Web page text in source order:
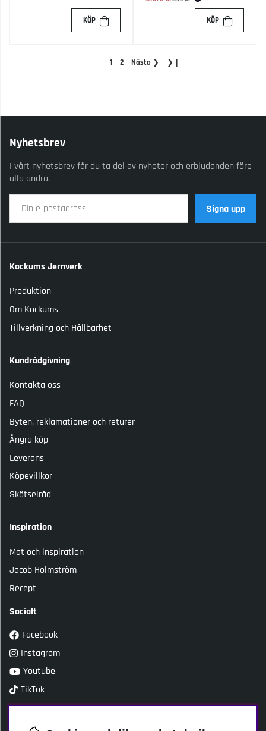
KÖP KÖP
1 2 Nästa ❯ ❯❙
Nyhetsbrev
I vårt nyhetsbrev får du ta del av nyheter och erbjudanden före
alla andra.
Signa upp
Kockums Jernverk
Produktion
Om Kockums
Tillverkning och Hållbarhet
Kundrådgivning
Kontakta oss
FAQ
Byten, reklamationer och returer
Ångra köp
Leverans
Köpevillkor
Skötselråd
Inspiration
Mat och inspiration
Jacob Holmström
Recept
Socialt
Facebook
Instagram
Youtube
TikTok
Kundtjänst